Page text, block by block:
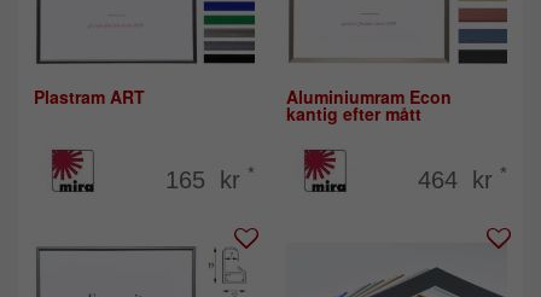
Plastram ART
165 kr *
Aluminiumram Econ
kantig efter mått
464 kr *